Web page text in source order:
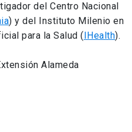
del Centro Nacional
) y del Instituto Milenio en
para la Salud ( IHealth).
Alameda